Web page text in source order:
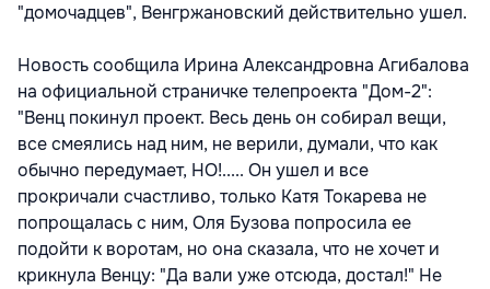
"домочадцев", Венгржановский действительно ушел.
Новость сообщила Ирина Александровна Агибалова
на официальной страничке телепроекта "Дом-2":
"Венц покинул проект. Весь день он собирал вещи,
все смеялись над ним, не верили, думали, что как
обычно передумает, НО!..... Он ушел и все
прокричали счастливо, только Катя Токарева не
попрощалась с ним, Оля Бузова попросила ее
подойти к воротам, но она сказала, что не хочет и
крикнула Венцу: "Да вали уже отсюда, достал!" Не